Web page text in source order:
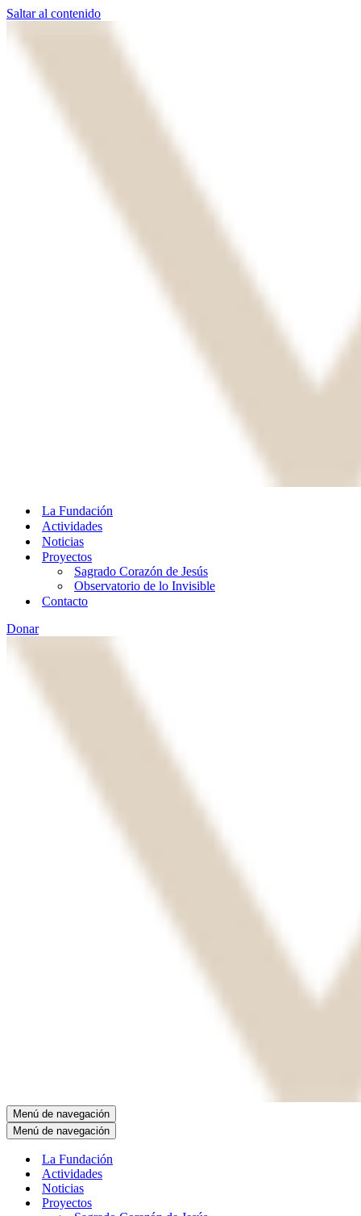
Saltar al contenido
La Fundación
Actividades
Noticias
Proyectos
Sagrado Corazón de Jesús
Observatorio de lo Invisible
Contacto
Donar
Menú de navegación
Menú de navegación
La Fundación
Actividades
Noticias
Proyectos